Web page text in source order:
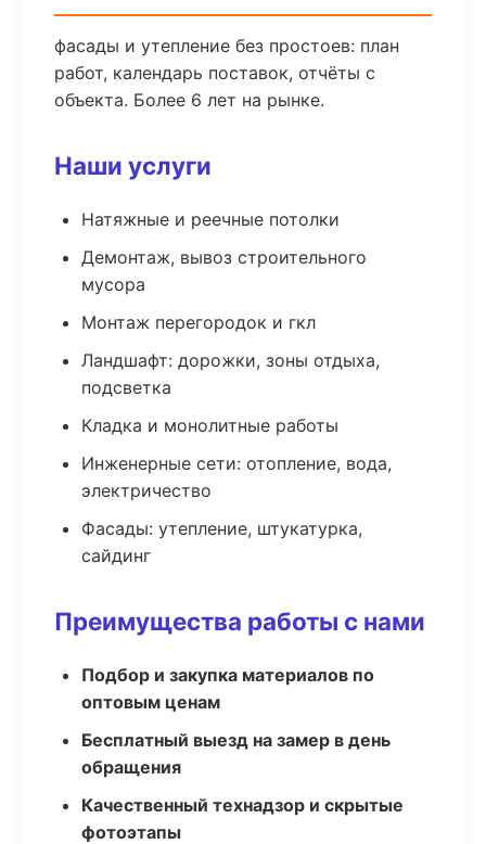
фасады и утепление без простоев: план
работ, календарь поставок, отчёты с
объекта. Более 6 лет на рынке.
Наши услуги
Натяжные и реечные потолки
Демонтаж, вывоз строительного
мусора
Монтаж перегородок и гкл
Ландшафт: дорожки, зоны отдыха,
подсветка
Кладка и монолитные работы
Инженерные сети: отопление, вода,
электричество
Фасады: утепление, штукатурка,
сайдинг
Преимущества работы с нами
Подбор и закупка материалов по
оптовым ценам
Бесплатный выезд на замер в день
обращения
Качественный технадзор и скрытые
фотоэтапы